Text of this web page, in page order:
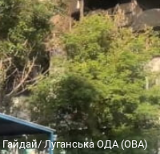
Гайдай/ Луганська ОДА (ОВА)